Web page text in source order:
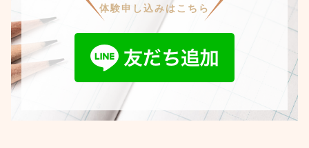
体験申し込みはこちら